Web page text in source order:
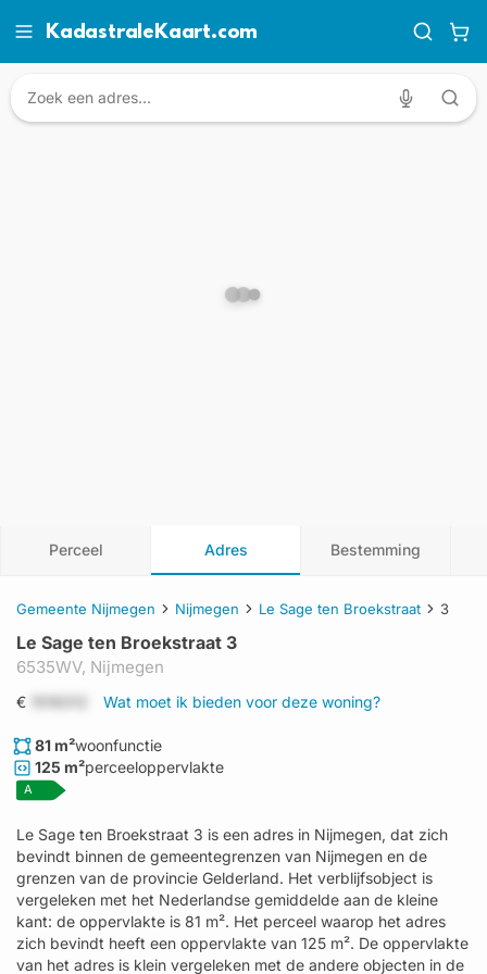
KadastraleKaart.com
Perceel Adres Bestemming
Gemeente Nijmegen Nijmegen Le Sage ten Broekstraat 3
Le Sage ten Broekstraat 3
6535WV, Nijmegen
€ Wat moet ik bieden voor deze woning?
81 m²woonfunctie
125 m²perceeloppervlakte
A
Le Sage ten Broekstraat 3 is een adres in Nijmegen, dat zich
bevindt binnen de gemeentegrenzen van Nijmegen en de
grenzen van de provincie Gelderland. Het verblijfsobject is
vergeleken met het Nederlandse gemiddelde aan de kleine
kant: de oppervlakte is 81 m². Het perceel waarop het adres
zich bevindt heeft een oppervlakte van 125 m². De oppervlakte
van het adres is klein vergeleken met de andere objecten in de